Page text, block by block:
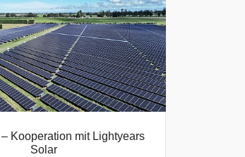
Kooperation mit Lightyears
Solar